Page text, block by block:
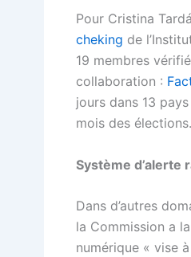
Pour Cristina
cheking de
19 membres
collaboration :
jours dans 13
mois des
Système d’alerte
Dans d’autres
la Commission a
numérique « vise